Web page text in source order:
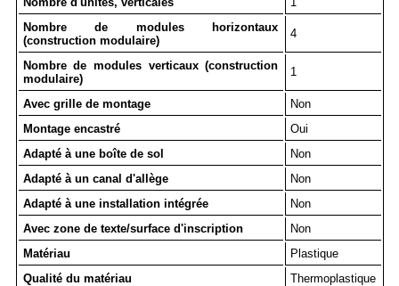
Nombre de modules horizontaux
(construction modulaire)
4
Nombre de modules verticaux (construction
modulaire)
1
Avec grille de montage
Non
Montage encastré
Oui
Adapté à une boîte de sol
Non
Adapté à un canal d'allège
Non
Adapté à une installation intégrée
Non
Avec zone de texte/surface d'inscription
Non
Matériau
Plastique
Qualité du matériau
Thermoplastique